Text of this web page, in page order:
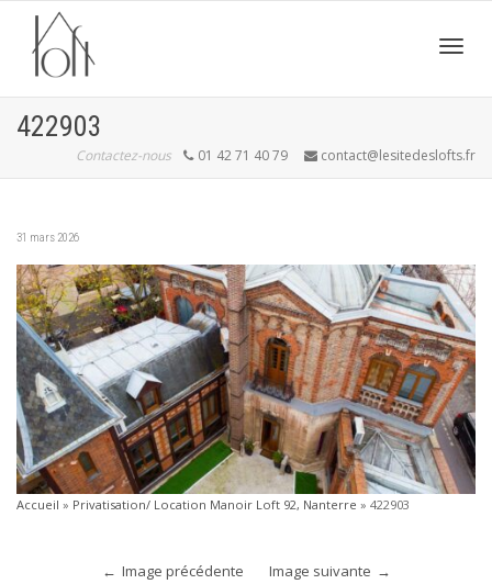
422903
Contactez-nous 01 42 71 40 79 contact@lesitedeslofts.fr
31 mars 2026
Accueil » Privatisation/ Location Manoir Loft 92, Nanterre » 422903
Image précédente Image suivante